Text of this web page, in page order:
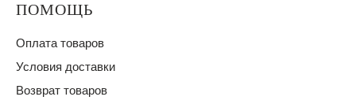
ПОМОЩЬ
Оплата товаров
Условия доставки
Возврат товаров